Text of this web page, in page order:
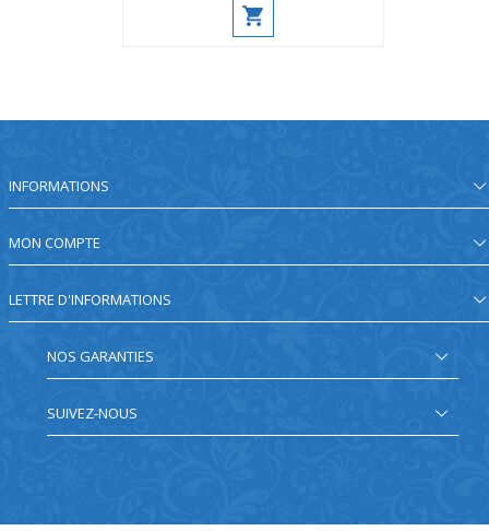
INFORMATIONS
MON COMPTE
LETTRE D'INFORMATIONS
NOS GARANTIES
SUIVEZ-NOUS